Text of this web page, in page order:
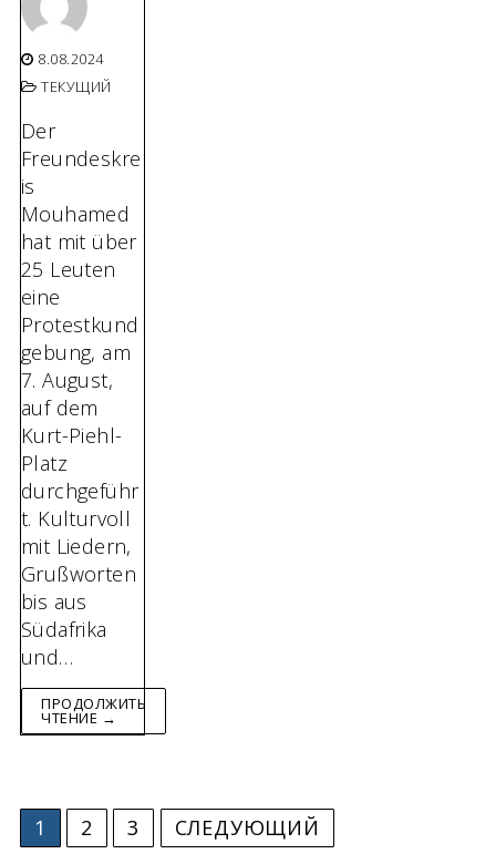
8.08.2024
ТЕКУЩИЙ
Der
Freundeskre
is
Mouhamed
hat mit über
25 Leuten
eine
Protestkund
gebung, am
7. August,
auf dem
Kurt-Piehl-
Platz
durchgeführ
t. Kulturvoll
mit Liedern,
Grußworten
bis aus
Südafrika
und…
ПРОДОЛЖИТЬ
ЧТЕНИЕ →
Пагинация
1 2 3 СЛЕДУЮЩИЙ